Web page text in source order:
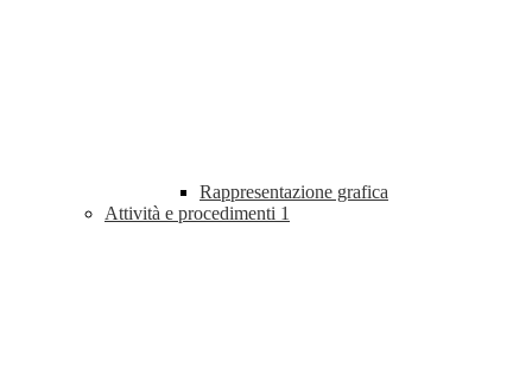
Rappresentazione grafica
Attività e procedimenti 1